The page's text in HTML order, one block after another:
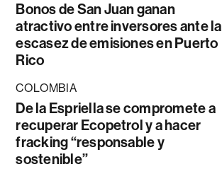
Bonos de San Juan ganan
atractivo entre inversores ante la
escasez de emisiones en Puerto
Rico
COLOMBIA
De la Espriella se compromete a
recuperar Ecopetrol y a hacer
fracking “responsable y
sostenible”